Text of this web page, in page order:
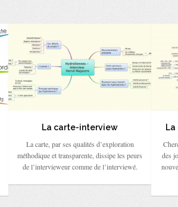
La carte-interview
La carte, par ses qualités d’exploration
méthodique et transparente, dissipe les peurs
de l’intervieweur comme de l’interviewé.
des